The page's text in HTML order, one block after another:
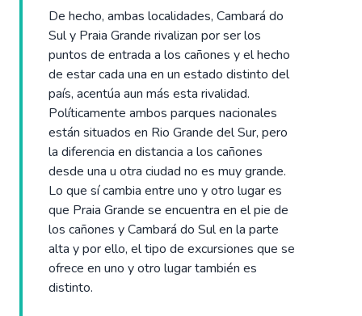
De hecho, ambas localidades, Cambará do
Sul y Praia Grande rivalizan por ser los
puntos de entrada a los cañones y el hecho
de estar cada una en un estado distinto del
país, acentúa aun más esta rivalidad.
Políticamente ambos parques nacionales
están situados en Rio Grande del Sur, pero
la diferencia en distancia a los cañones
desde una u otra ciudad no es muy grande.
Lo que sí cambia entre uno y otro lugar es
que Praia Grande se encuentra en el pie de
los cañones y Cambará do Sul en la parte
alta y por ello, el tipo de excursiones que se
ofrece en uno y otro lugar también es
distinto.